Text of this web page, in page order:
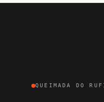
QUEIMADA DO